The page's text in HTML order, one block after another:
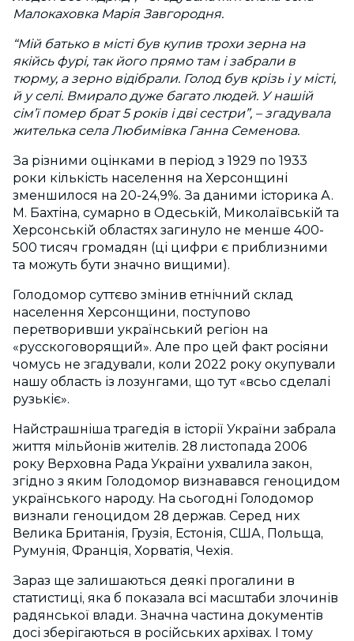
Малокаховка Марія Завгородня.
“Мій батько в місті був купив трохи зерна на
якійсь фурі, так його прямо там і забрали в
тюрму, а зерно відібрали. Голод був крізь і у місті,
й у селі. Вмирало дуже багато людей. У нашій
сім’ї помер брат 5 років і дві сестри”, – згадувала
жителька села Любимівка Ганна Семенова.
За різними оцінками в період з 1929 по 1933
роки кількість населення на Херсонщині
зменшилося на 20-24,9%. За даними історика А.
М. Бахтіна, сумарно в Одеській, Миколаївській та
Херсонській областях загинуло не менше 400-
500 тисяч громадян (ці цифри є приблизними
та можуть бути значно вищими).
Голодомор суттєво змінив етнічний склад
населення Херсонщини, поступово
перетворивши український регіон на
«русскоговорящий». Але про цей факт росіяни
чомусь не згадували, коли 2022 року окупували
нашу область із лозунгами, що тут «всьо сделалі
рузькіє».
Найстрашніша трагедія в історії України забрала
життя мільйонів жителів. 28 листопада 2006
року Верховна Рада України ухвалила закон,
згідно з яким Голодомор визнавався геноцидом
українського народу. На сьогодні Голодомор
визнали геноцидом 28 держав. Серед них
Велика Британія, Грузія, Естонія, США, Польща,
Румунія, Франція, Хорватія, Чехія.
Зараз ще залишаються деякі прогалини в
статистиці, яка б показала всі масштаби злочинів
радянської влади. Значна частина документів
досі зберігаються в російських архівах. І тому